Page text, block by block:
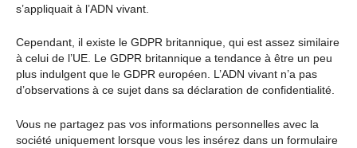
s’appliquait à l’ADN vivant.
Cependant, il existe le GDPR britannique, qui est assez similaire
à celui de l’UE. Le GDPR britannique a tendance à être un peu
plus indulgent que le GDPR européen. L’ADN vivant n’a pas
d’observations à ce sujet dans sa déclaration de confidentialité.
Vous ne partagez pas vos informations personnelles avec la
société uniquement lorsque vous les insérez dans un formulaire